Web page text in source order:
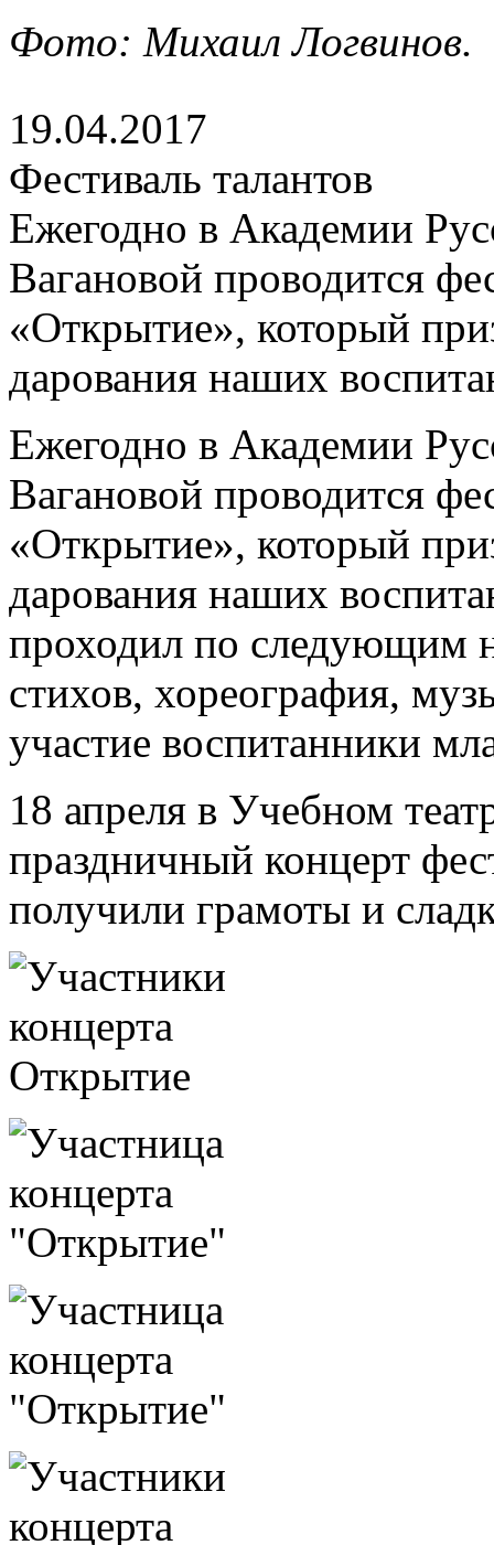
Фото: Михаил Логвинов.
19.04.2017
Фестиваль талантов
Ежегодно в Академии
Вагановой проводится
«Открытие», который
дарования наших
Ежегодно в Академии
Вагановой проводится
«Открытие», который
дарования наших
проходил по следующим
стихов, хореография,
участие воспитанники
18 апреля в Учебном
праздничный концерт
получили грамоты и